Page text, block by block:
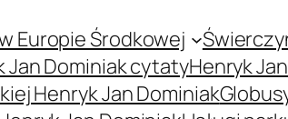
Europie Środkowej
Jan Dominiak cytatyHenryk
Henryk Jan Dominiak